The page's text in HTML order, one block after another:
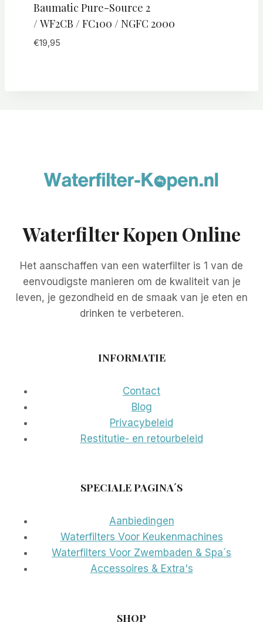
Baumatic Pure-Source 2
/ WF2CB / FC100 / NGFC 2000
€19,95
Waterfilter Kopen Online
Het aanschaffen van een waterfilter is 1 van de
eenvoudigste manieren om de kwaliteit van je
leven, je gezondheid en de smaak van je eten en
drinken te verbeteren.
INFORMATIE
Contact
Blog
Privacybeleid
Restitutie- en retourbeleid
SPECIALE PAGINA´S
Aanbiedingen
Waterfilters Voor Keukenmachines
Waterfilters Voor Zwembaden & Spa´s
Accessoires & Extra's
SHOP